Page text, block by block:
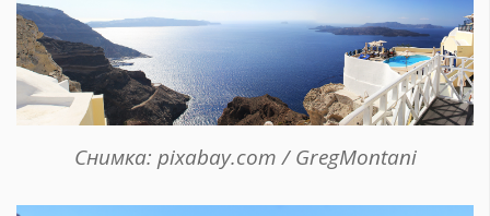
Снимка: pixabay.com / GregMontani